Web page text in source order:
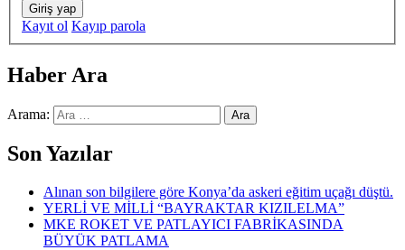
Giriş yap
Kayıt ol Kayıp parola
Haber Ara
Arama:
Son Yazılar
Alınan son bilgilere göre Konya’da askeri eğitim uçağı düştü.
YERLİ VE MİLLİ “BAYRAKTAR KIZILELMA”
MKE ROKET VE PATLAYICI FABRİKASINDA
BÜYÜK PATLAMA